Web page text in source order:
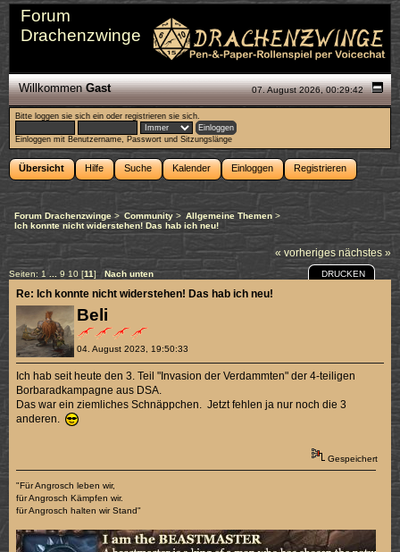
Forum
Drachenzwinge
07. August 2026, 00:29:42
WillkommenGast
Bitte loggen sie sich ein oderregistrieren sie sich.
Einloggen mit Benutzername, Passwort und Sitzungslänge
Übersicht Hilfe Suche Kalender Einloggen Registrieren
Forum Drachenzwinge > Community> Allgemeine Themen>
Ich konnte nicht widerstehen! Das hab ich neu!
« vorheriges nächstes »
Seiten: 1 ... 9 10 [11] Nach unten DRUCKEN
Beli
04. August 2023, 19:50:33
Re: Ich konnte nicht widerstehen! Das hab ich neu!
Ich hab seit heute den 3. Teil "Invasion der Verdammten" der 4-teiligen
Borbaradkampagne aus DSA.
Das war ein ziemliches Schnäppchen. Jetzt fehlen ja nur noch die 3
anderen.
Gespeichert
"Für Angrosch leben wir,
für Angrosch Kämpfen wir.
für Angrosch halten wir Stand"